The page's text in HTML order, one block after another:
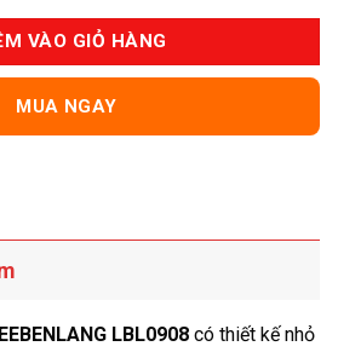
VÀO GIỎ HÀNG
MUA NGAY
LBL0908 có thiết kế nhỏ